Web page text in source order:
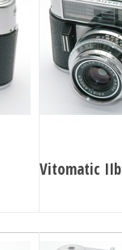
Vitomatic IIb